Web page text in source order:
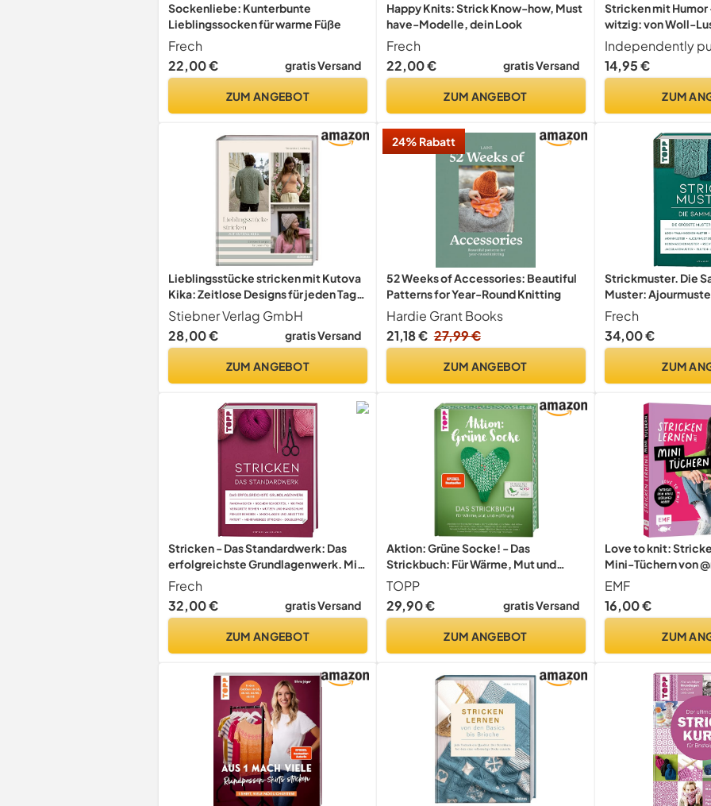
Sockenliebe: Kunterbunte
Lieblingssocken für warme Füße
Frech
22,00 €
gratis Versand
ZUM ANGEBOT
Happy Knits: Strick Know-how, Must
have-Modelle, dein Look
Frech
22,00 €
gratis Versand
ZUM ANGEBOT
Stricken mit
witzig: von Woll-
Maschenfrust |
lustiges Geschenk
(Handarbeiten mit
Independently
14,95 €
ZUM
Lieblingsstücke stricken mit Kutova
Kika: Zeitlose Designs für jeden Tag.
Einfache Strickmuster für jeden
Anlass. Strickanleitungen von
Mützen stricken bis Pullover stricken
Stiebner Verlag GmbH
28,00 €
gratis Versand
ZUM ANGEBOT
24% Rabatt
52 Weeks of Accessories: Beautiful
Patterns for Year-Round Knitting
Hardie Grant Books
21,18 € 27,99 €
ZUM ANGEBOT
Strickmuster. Die
Muster:
Keltische Motive,
u.v.m.
Frech
34,00 €
ZUM
Stricken - Das Standardwerk: Das
erfolgreichste Grundlagenwerk. Mit
vielen aktuellen Trend- und
Spezialtechniken, über 1.200
Abbildungen, 100 FAQs und 180
Frech
32,00 €
gratis Versand
ZUM ANGEBOT
Aktion: Grüne Socke! - Das
Strickbuch: Für Wärme, Mut und
Hoffnung stricken
TOPP
29,90 €
gratis Versand
ZUM ANGEBOT
Love to knit:
Mini-Tüchern von
Dein neues
Strickprojekten, die
tragen willst |
EMF
16,00 €
ZUM